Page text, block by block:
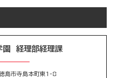
園 経理部経理課
市寺島本町東1-8